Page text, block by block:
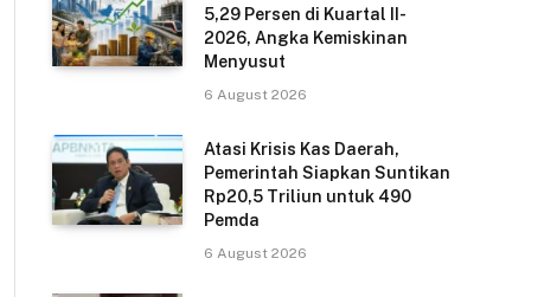
5,29 Persen di Kuartal II-
2026, Angka Kemiskinan
Menyusut
6 August 2026
Atasi Krisis Kas Daerah,
Pemerintah Siapkan Suntikan
Rp20,5 Triliun untuk 490
Pemda
6 August 2026